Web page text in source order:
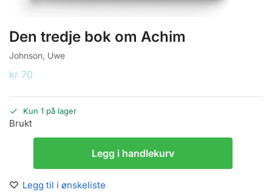
Den tredje bok om Achim
Johnson, Uwe
kr 70
Kun 1 på lager
Brukt
Legg i handlekurv
Legg til i ønskeliste